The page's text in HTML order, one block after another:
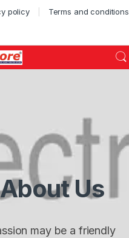
policy Terms and conditions
About Us
may be a friendly